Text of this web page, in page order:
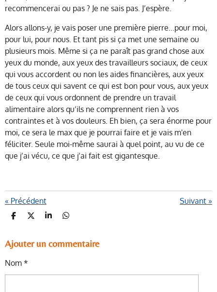
recommencerai ou pas ? Je ne sais pas. J’espère.
Alors allons-y, je vais poser une première pierre...pour moi,
pour lui, pour nous. Et tant pis si ça met une semaine ou
plusieurs mois. Même si ça ne paraît pas grand chose aux
yeux du monde, aux yeux des travailleurs sociaux, de ceux
qui vous accordent ou non les aides financières, aux yeux
de tous ceux qui savent ce qui est bon pour vous, aux yeux
de ceux qui vous ordonnent de prendre un travail
alimentaire alors qu’ils ne comprennent rien à vos
contraintes et à vos douleurs. Eh bien, ça sera énorme pour
moi, ce sera le max que je pourrai faire et je vais m'en
féliciter. Seule moi-même saurai à quel point, au vu de ce
que j’ai vécu, ce que j’ai fait est gigantesque.
« Précédent Suivant »
P
T
A
E
R
P
T
A
R
P
T
A
R
P
T
A
R
Ajouter un commentaire
Nom *